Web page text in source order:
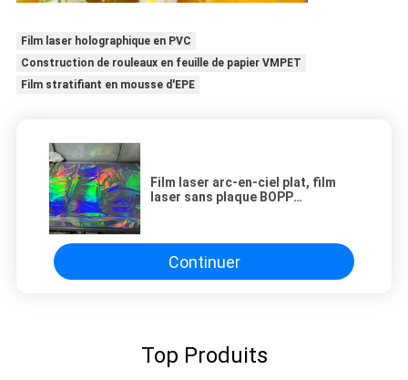
Film laser holographique en PVC
Construction de rouleaux en feuille de papier VMPET
Film stratifiant en mousse d'EPE
Film laser arc-en-ciel plat, film
laser sans plaque BOPP
Continuer
Top Produits